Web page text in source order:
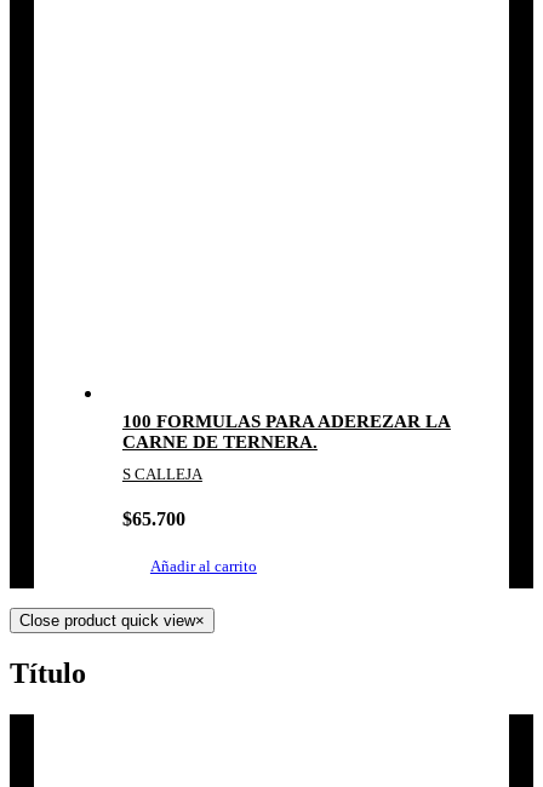
100 FORMULAS PARA ADEREZAR LA
CARNE DE TERNERA.
S CALLEJA
$65.700
Añadir al carrito
Close product quick view×
Título